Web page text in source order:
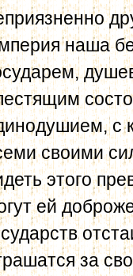
наша
с
своими
этого
ей
за